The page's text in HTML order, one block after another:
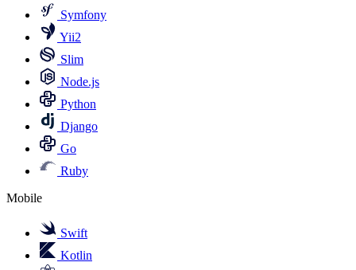
Symfony
Yii2
Slim
Node.js
Python
Django
Go
Ruby
Mobile
Swift
Kotlin